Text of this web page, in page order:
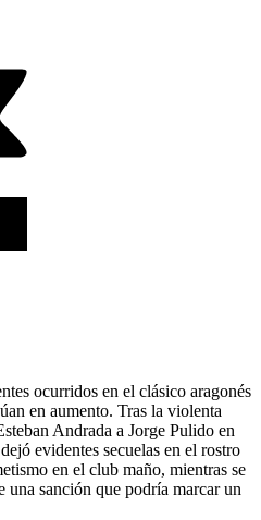
ocurridos en el clásico aragonés
en aumento. Tras la violenta
Andrada a Jorge Pulido en
evidentes secuelas en el rostro
en el club maño, mientras se
una sanción que podría marcar un